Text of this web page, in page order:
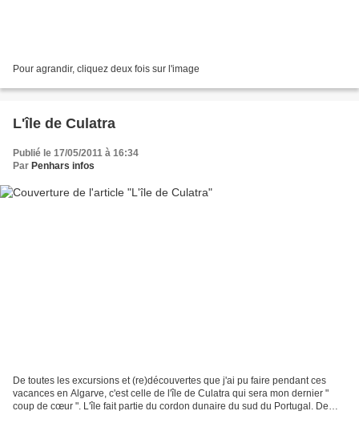
Pour agrandir, cliquez deux fois sur l'image
L'île de Culatra
Publié le 17/05/2011 à 16:34
Par Penhars infos
De toutes les excursions et (re)découvertes que j'ai pu faire pendant ces
vacances en Algarve, c'est celle de l'île de Culatra qui sera mon dernier "
coup de cœur ". L'île fait partie du cordon dunaire du sud du Portugal. De